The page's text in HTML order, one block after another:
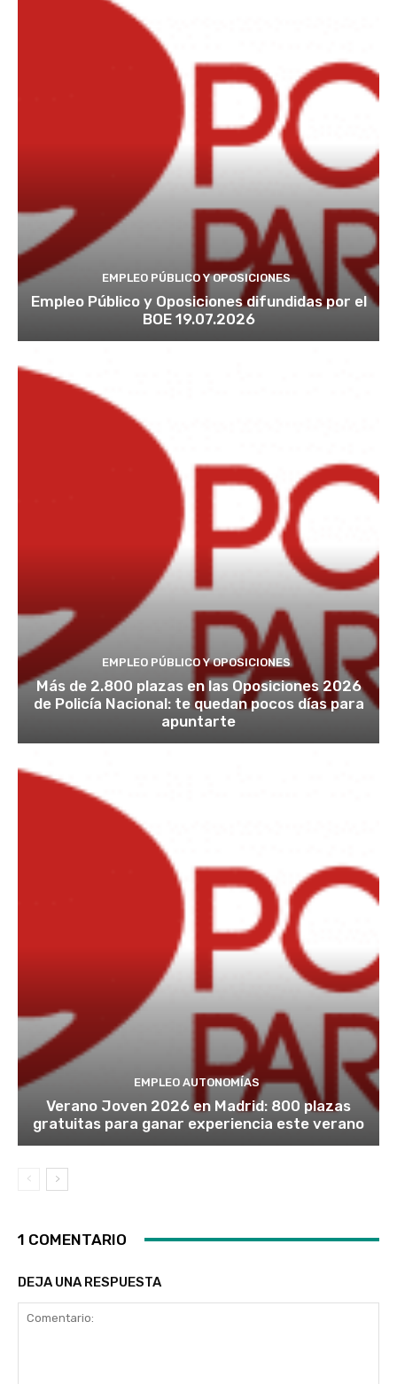
EMPLEO PÚBLICO Y OPOSICIONES
Empleo Público y Oposiciones difundidas por el
BOE 19.07.2026
EMPLEO PÚBLICO Y OPOSICIONES
Más de 2.800 plazas en las Oposiciones 2026
de Policía Nacional: te quedan pocos días para
apuntarte
EMPLEO AUTONOMÍAS
Verano Joven 2026 en Madrid: 800 plazas
gratuitas para ganar experiencia este verano
1 COMENTARIO
DEJA UNA RESPUESTA